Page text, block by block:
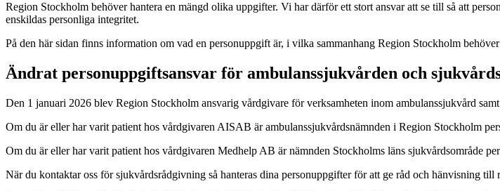
Region Stockholm behöver hantera en mängd olika uppgifter. Vi har därför ett stort ansvar att se till så att
enskildas personliga integritet.
På den här sidan finns information om vad en personuppgift är, i vilka sammanhang Region Stockholm
Ändrat personuppgiftsansvar för ambulanssjukvården och
Den 1 januari 2026 blev Region Stockholm ansvarig vårdgivare för verksamheten inom ambulanssjukvård
Om du är eller har varit patient hos vårdgivaren AISAB är ambulanssjukvårdsnämnden i Region Stockholm
Om du är eller har varit patient hos vårdgivaren Medhelp AB är nämnden Stockholms läns sjukvårdsområde
När du kontaktar oss för sjukvårdsrådgivning så hanteras dina personuppgifter för att ge råd och hänvisning till